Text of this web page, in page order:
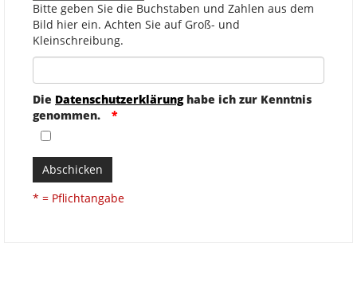
Bitte geben Sie die Buchstaben und Zahlen aus dem
Bild hier ein. Achten Sie auf Groß- und
Kleinschreibung.
Die Datenschutzerklärunghabe ich zur Kenntnis
genommen.
Abschicken
* = Pflichtangabe